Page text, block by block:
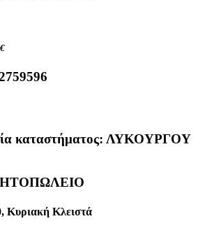
καταστήματος: ΛΥΚΟΥΡΓΟΥ
ΨΗΤΟΠΩΛΕΙΟ
Κυριακή Κλειστά